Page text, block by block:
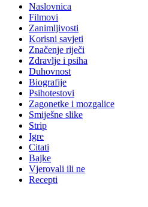
Naslovnica
Filmovi
Zanimljivosti
Korisni savjeti
Značenje riječi
Zdravlje i psiha
Duhovnost
Biografije
Psihotestovi
Zagonetke i mozgalice
Smiješne slike
Strip
Igre
Citati
Bajke
Vjerovali ili ne
Recepti